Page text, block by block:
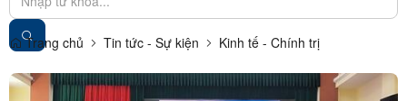
Trang chủ Tin tức - Sự kiện Kinh tế - Chính trị